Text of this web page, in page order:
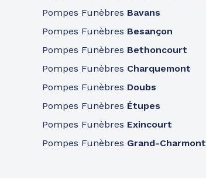
Pompes Funèbres Bavans
Pompes Funèbres Besançon
Pompes Funèbres Bethoncourt
Pompes Funèbres Charquemont
Pompes Funèbres Doubs
Pompes Funèbres Étupes
Pompes Funèbres Exincourt
Pompes Funèbres Grand-Charmont